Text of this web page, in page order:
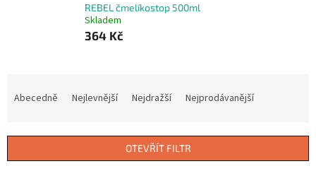
REBEL čmelíkostop 500ml
Skladem
364 Kč
í
Abecedně Nejlevnější Nejdražší Nejprodávanější
OTEVŘÍT FILTR